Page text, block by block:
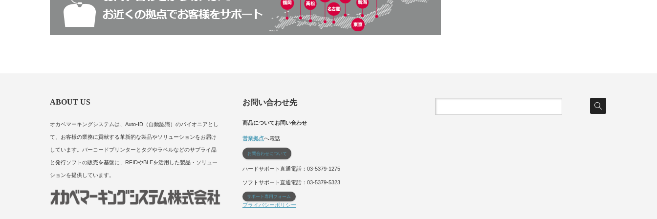
ABOUT US
オカベマーキングシステムは、Auto-ID（自動認識）のパイオニアとし
て、お客様の業務に貢献する革新的な製品やソリューションをお届け
しています。バーコードプリンターとタグやラベルなどのサプライ品
と発行ソフトの販売を基盤に、RFIDやBLEを活用した製品・ソリュー
ションを提供しています。
お問い合わせ先
商品についてお問い合わせ
営業拠点へ電話
お問合わせについて
ハードサポート直通電話：03-5379-1275
ソフトサポート直通電話：03-5379-5323
サポート専用フォーム
プライバシーポリシー